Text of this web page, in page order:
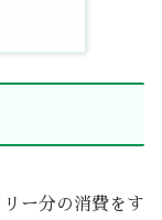
ー分の消費をす